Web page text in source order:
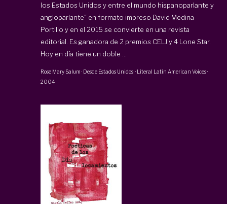
los Estados Unidos y entre el mundo hispanoparlante y
angloparlante" en formato impreso David Medina
Portillo y en el 2015 se convierte en una revista
editorial. Es ganadora de 2 premios CELJ y 4 Lone Star.
Hoy en día tiene un doble ...
Rose Mary Salum · Desde Estados Unidos · Literal Latin American Voices·
2004